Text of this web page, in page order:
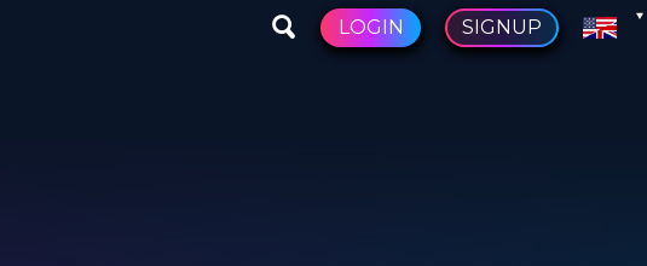
LOGIN SIGNUP